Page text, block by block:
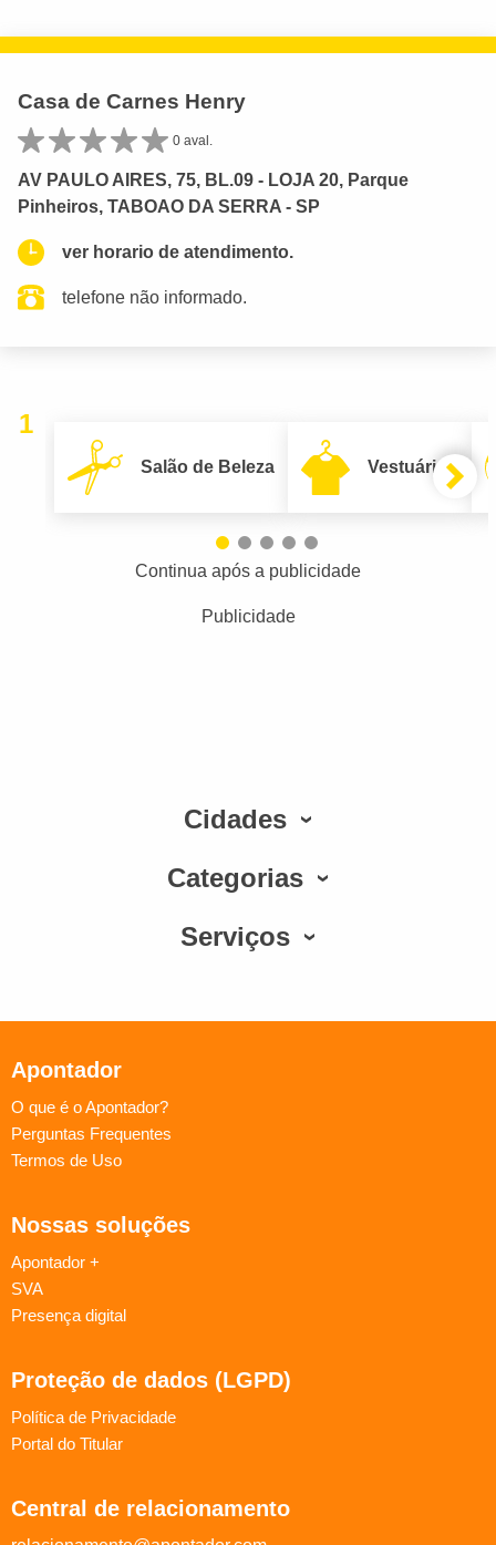
Casa de Carnes Henry
0 aval.
AV PAULO AIRES, 75, BL.09 - LOJA 20, Parque
Pinheiros, TABOAO DA SERRA - SP
ver horario de atendimento.
telefone não informado.
1
Salão de Beleza Vestuário
Continua após a publicidade
Publicidade
Cidades
Categorias
Serviços
Apontador
O que é o Apontador?
Perguntas Frequentes
Termos de Uso
Nossas soluções
Apontador +
SVA
Presença digital
Proteção de dados (LGPD)
Política de Privacidade
Portal do Titular
Central de relacionamento